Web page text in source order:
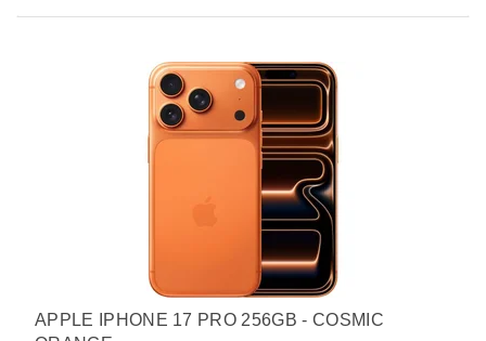
APPLE IPHONE 17 PRO 256GB - COSMIC